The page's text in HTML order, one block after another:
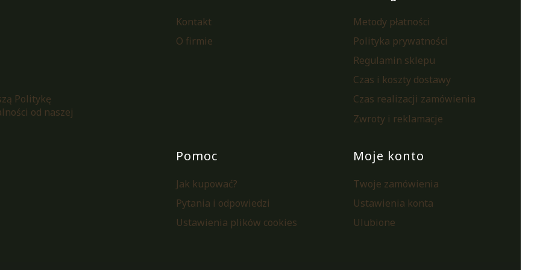
Politykę
od naszej
Kontakt
O firmie
Metody płatności
Polityka prywatności
Regulamin sklepu
Czas i koszty dostawy
Czas realizacji zamówienia
Zwroty i reklamacje
Pomoc
Jak kupować?
Pytania i odpowiedzi
Ustawienia plików cookies
Moje konto
Twoje zamówienia
Ustawienia konta
Ulubione